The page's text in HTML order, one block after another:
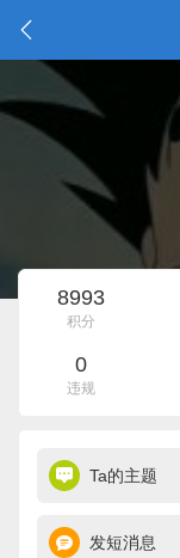
8993
积分
0
违规
Ta的主题
发短消息